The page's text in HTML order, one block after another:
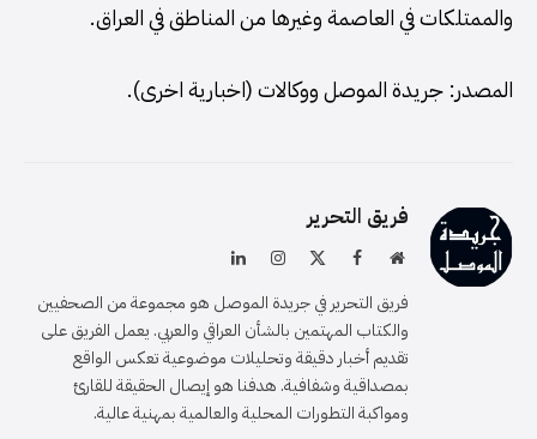
والممتلكات في العاصمة وغيرها من المناطق في العراق.
المصدر: جريدة الموصل ووكالات (اخبارية اخرى).
فريق التحرير
موقعفيسبوك الانستغرام
لينكدإن
فريق التحرير في جريدة الموصل هو مجموعة من الصحفيين
والكتاب المهتمين بالشأن العراقي والعربي. يعمل الفريق على
تقديم أخبار دقيقة وتحليلات موضوعية تعكس الواقع
بمصداقية وشفافية. هدفنا هو إيصال الحقيقة للقارئ
ومواكبة التطورات المحلية والعالمية بمهنية عالية.